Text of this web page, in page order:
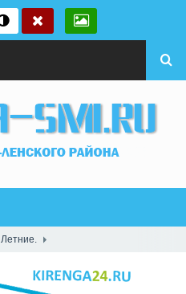
Летние.